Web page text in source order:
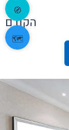
הקודם
🧭
🗺️